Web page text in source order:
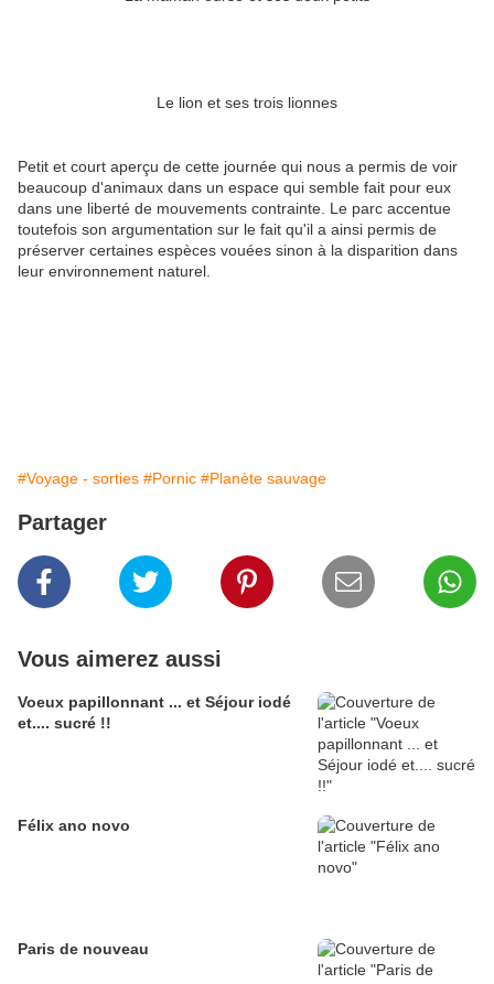
Le lion et ses trois lionnes
Petit et court aperçu de cette journée qui nous a permis de voir
beaucoup d'animaux dans un espace qui semble fait pour eux
dans une liberté de mouvements contrainte. Le parc accentue
toutefois son argumentation sur le fait qu'il a ainsi permis de
préserver certaines espèces vouées sinon à la disparition dans
leur environnement naturel.
#Voyage - sorties #Pornic #Planète sauvage
Partager
Vous aimerez aussi
Voeux papillonnant ... et Séjour iodé
et.... sucré !!
Félix ano novo
Paris de nouveau